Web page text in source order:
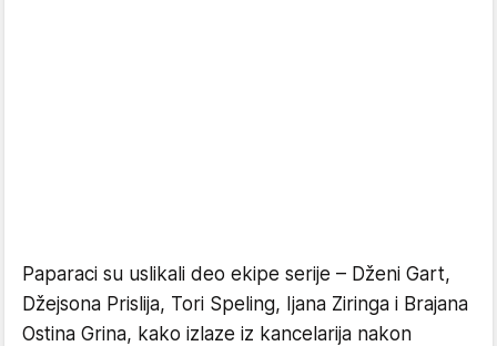
Paparaci su uslikali deo ekipe serije – Dženi Gart,
Džejsona Prislija, Tori Speling, Ijana Ziringa i Brajana
Ostina Grina, kako izlaze iz kancelarija nakon